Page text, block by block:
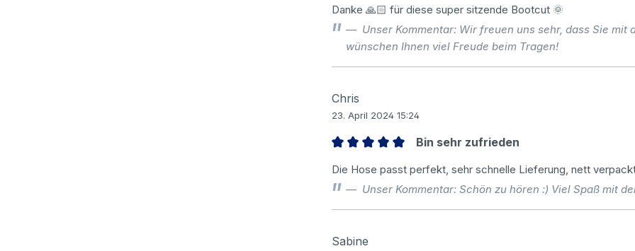
Danke 🙏🏻 für diese super sitzende Bootcut 🌞
Unser Kommentar: Wir freuen uns sehr, dass Sie
wünschen Ihnen viel Freude beim Tragen!
Chris
23. April 2024 15:24
Bin sehr zufrieden
Die Hose passt perfekt, sehr schnelle Lieferung, nett
Unser Kommentar: Schön zu hören :) Viel Spaß mit
Sabine